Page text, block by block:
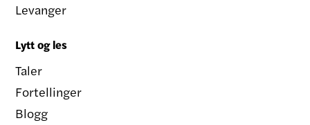
Levanger
Lytt og les
Taler
Fortellinger
Blogg